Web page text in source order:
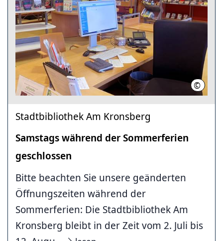
©
Stadtbibliothek Am Kronsberg
Samstags während der Sommerferien
geschlossen
Bitte beachten Sie unsere geänderten
Öffnungszeiten während der
Sommerferien: Die Stadtbibliothek Am
Kronsberg bleibt in der Zeit vom 2. Juli bis